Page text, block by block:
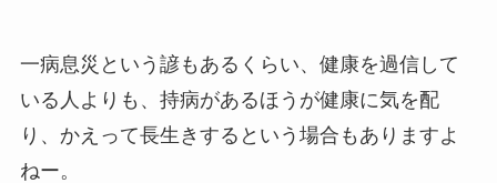
一病息災という諺もあるくらい、健康を過信して
いる人よりも、持病があるほうが健康に気を配
り、かえって長生きするという場合もありますよ
ねー。